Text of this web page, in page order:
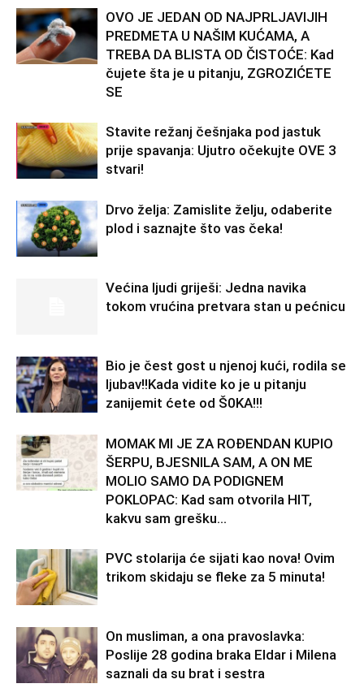
OVO JE JEDAN OD NAJPRLJAVIJIH
PREDMETA U NAŠIM KUĆAMA, A
TREBA DA BLISTA OD ČISTOĆE: Kad
čujete šta je u pitanju, ZGROZIĆETE
SE
Stavite režanj češnjaka pod jastuk
prije spavanja: Ujutro očekujte OVE 3
stvari!
Drvo želja: Zamislite želju, odaberite
plod i saznajte što vas čeka!
Većina ljudi griješi: Jedna navika
tokom vrućina pretvara stan u pećnicu
Bio je čest gost u njenoj kući, rodila se
ljubav!!Kada vidite ko je u pitanju
zanijemit ćete od Š0KA!!!
MOMAK MI JE ZA ROĐENDAN KUPIO
ŠERPU, BJESNILA SAM, A ON ME
MOLIO SAMO DA PODIGNEM
POKLOPAC: Kad sam otvorila HIT,
kakvu sam grešku...
PVC stolarija će sijati kao nova! Ovim
trikom skidaju se fleke za 5 minuta!
On musliman, a ona pravoslavka:
Poslije 28 godina braka Eldar i Milena
saznali da su brat i sestra